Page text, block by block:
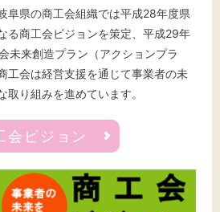
阜県の商工会組織では平成28年度県
る商工会ビジョンを策定、平成29年
未来創造プラン（アクションプラ
工会は経営支援を通じて事業者の未
り組みを進めています。
会ビジョン